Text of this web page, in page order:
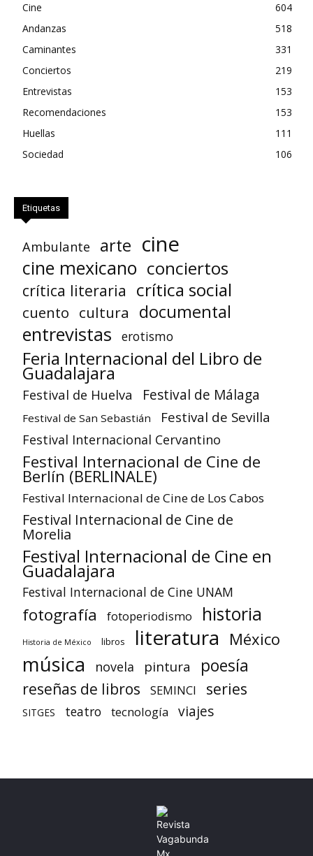
Cine
604
Andanzas
518
Caminantes
331
Conciertos
219
Entrevistas
153
Recomendaciones
153
Huellas
111
Sociedad
106
Etiquetas
Ambulante arte cine
cine mexicano conciertos
crítica literaria crítica social
cuento cultura documental
entrevistas erotismo
Feria Internacional del Libro de
Guadalajara
Festival de Huelva Festival de Málaga
Festival de San Sebastián Festival de Sevilla
Festival Internacional Cervantino
Festival Internacional de Cine de
Berlín (BERLINALE)
Festival Internacional de Cine de Los Cabos
Festival Internacional de Cine de
Morelia
Festival Internacional de Cine en
Guadalajara
Festival Internacional de Cine UNAM
fotografía fotoperiodismo historia
Historia de México libros literatura México
música novela pintura poesía
reseñas de libros SEMINCI series
SITGES teatro tecnología viajes